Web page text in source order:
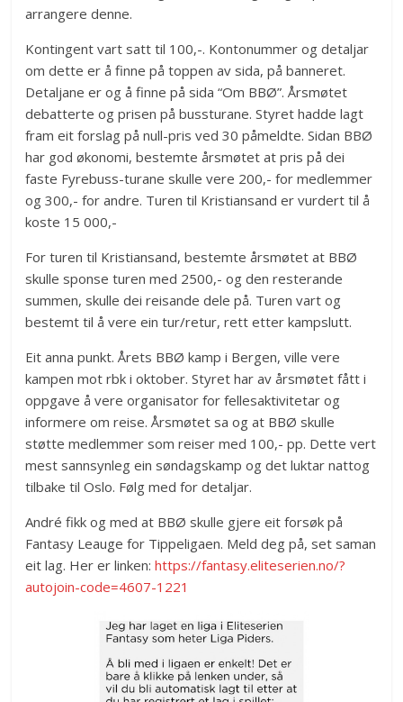
arrangere denne.
Kontingent vart satt til 100,-. Kontonummer og detaljar
om dette er å finne på toppen av sida, på banneret.
Detaljane er og å finne på sida “Om BBØ”. Årsmøtet
debatterte og prisen på bussturane. Styret hadde lagt
fram eit forslag på null-pris ved 30 påmeldte. Sidan BBØ
har god økonomi, bestemte årsmøtet at pris på dei
faste Fyrebuss-turane skulle vere 200,- for medlemmer
og 300,- for andre. Turen til Kristiansand er vurdert til å
koste 15 000,-
For turen til Kristiansand, bestemte årsmøtet at BBØ
skulle sponse turen med 2500,- og den resterande
summen, skulle dei reisande dele på. Turen vart og
bestemt til å vere ein tur/retur, rett etter kampslutt.
Eit anna punkt. Årets BBØ kamp i Bergen, ville vere
kampen mot rbk i oktober. Styret har av årsmøtet fått i
oppgave å vere organisator for fellesaktivitetar og
informere om reise. Årsmøtet sa og at BBØ skulle
støtte medlemmer som reiser med 100,- pp. Dette vert
mest sannsynleg ein søndagskamp og det luktar nattog
tilbake til Oslo. Følg med for detaljar.
André fikk og med at BBØ skulle gjere eit forsøk på
Fantasy Leauge for Tippeligaen. Meld deg på, set saman
eit lag. Her er linken:https://fantasy.eliteserien.no/?
autojoin-code=4607-1221